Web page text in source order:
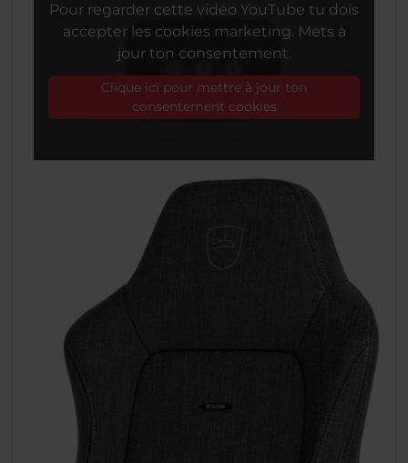
Pour regarder cette vidéo YouTube tu dois
accepter les cookies marketing. Mets à
jour ton consentement.
Clique ici pour mettre à jour ton
consentement cookies